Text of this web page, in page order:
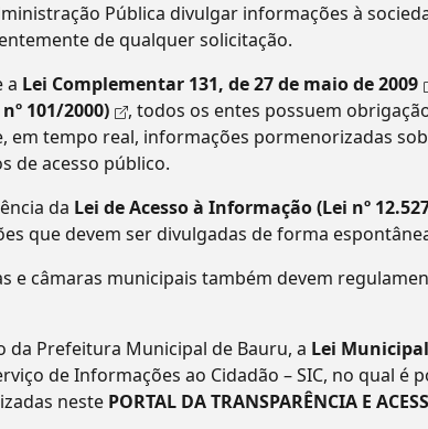
Pública divulgar informações à
de qualquer solicitação.
a Lei Complementar 131, de 27 de maio de 2009
101/2000)
, todos os entes possuem
em tempo real, informações pormenorizadas
de acesso público.
da Lei de Acesso à Informação (Lei nº
que devem ser divulgadas de forma
e câmaras municipais também devem
da Prefeitura Municipal de Bauru, a Lei
de Informações ao Cidadão – SIC, no qual
neste PORTAL DA TRANSPARÊNCIA E